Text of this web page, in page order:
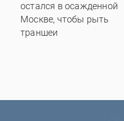
остался в осажденной
Москве, чтобы рыть
траншеи